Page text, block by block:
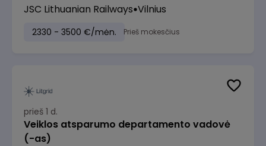
JSC Lithuanian Railways Vilnius
2330 - 3500 €/mėn. Prieš mokesčius
prieš 1 d.
Veiklos atsparumo departamento vadovė
(-as)